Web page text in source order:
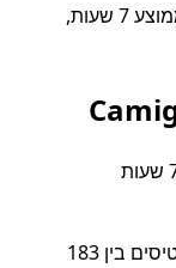
Travel in Bohol (~100%), זמן ממוצע 7 שעות,
משך ההפלגה במעבורת קבוע סביב כ־7 שעות
ב־365 הימים האחרונים נעו מחירי הכרטיסים בין 183